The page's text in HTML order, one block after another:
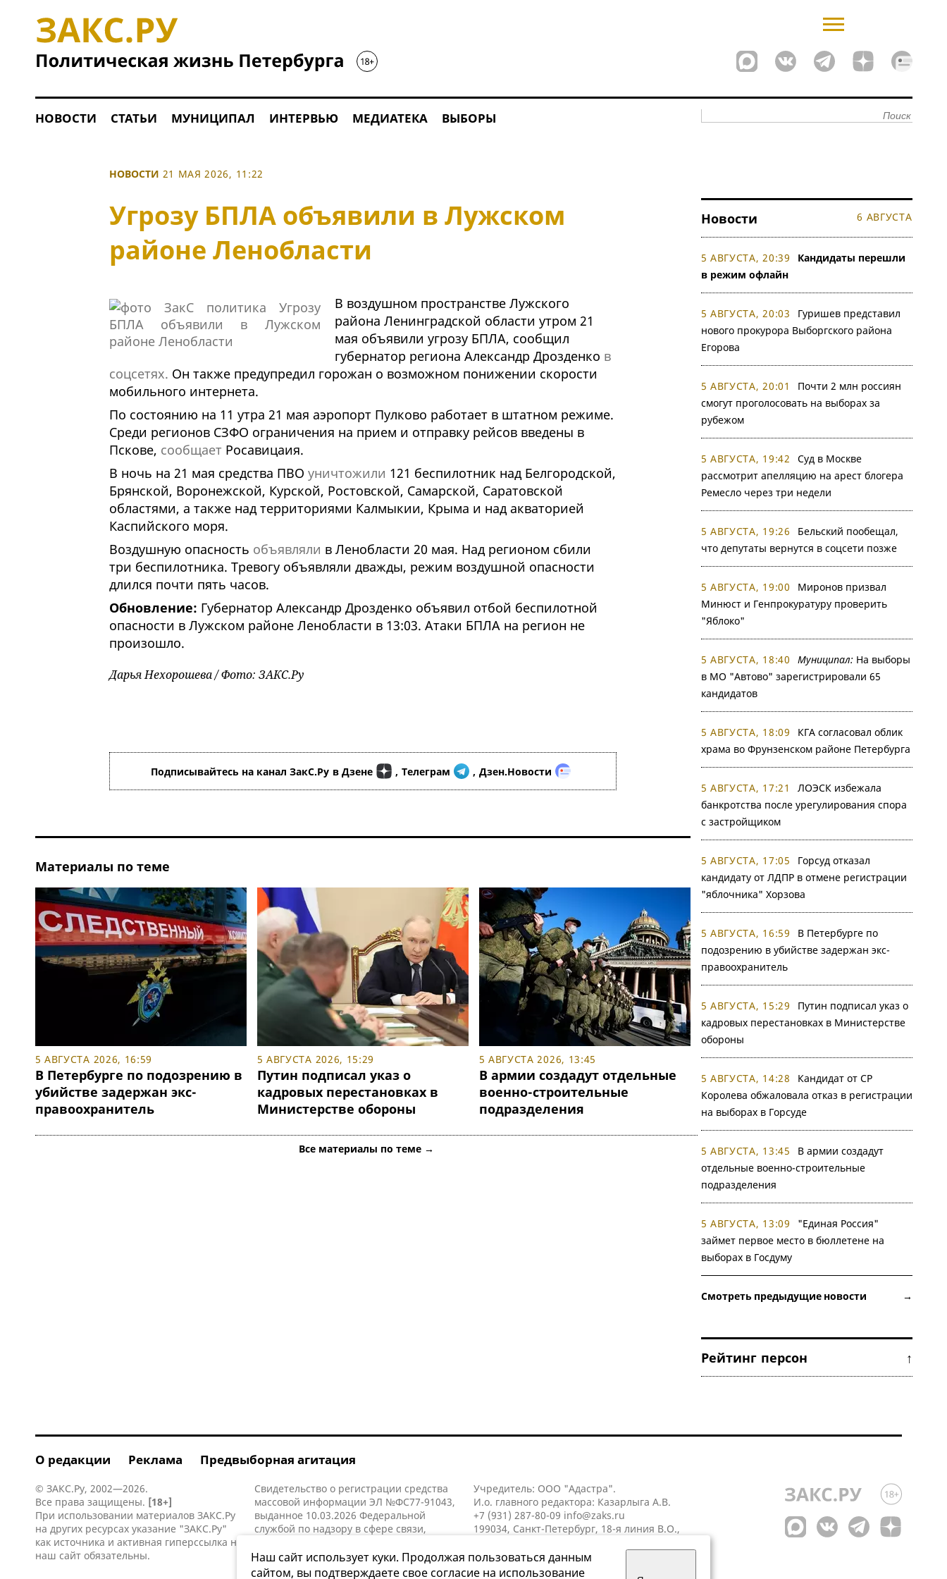
НОВОСТИ СТАТЬИ МУНИЦИПАЛ ИНТЕРВЬЮ МЕДИАТЕКА ВЫБОРЫ
НОВОСТИ 21 МАЯ 2026, 11:22
Угрозу БПЛА объявили в Лужском
районе Ленобласти
В воздушном пространстве Лужского
района Ленинградской области утром 21
мая объявили угрозу БПЛА, сообщил
губернатор региона Александр Дрозденко в
соцсетях. Он также предупредил горожан о возможном понижении скорости
мобильного интернета.
По состоянию на 11 утра 21 мая аэропорт Пулково работает в штатном режиме.
Среди регионов СЗФО ограничения на прием и отправку рейсов введены в
Пскове, сообщаетРосавицаия.
В ночь на 21 мая средства ПВО уничтожили 121 беспилотник над Белгородской,
Брянской, Воронежской, Курской, Ростовской, Самарской, Саратовской
областями, а также над территориями Калмыкии, Крыма и над акваторией
Каспийского моря.
Воздушную опасность объявляли в Ленобласти 20 мая. Над регионом сбили
три беспилотника. Тревогу объявляли дважды, режим воздушной опасности
длился почти пять часов.
Обновление: Губернатор Александр Дрозденко объявил отбой беспилотной
опасности в Лужском районе Ленобласти в 13:03. Атаки БПЛА на регион не
произошло.
Дарья Нехорошева / Фото: ЗАКС.Ру
Подписывайтесь на канал ЗакС.Ру в Дзене , Телеграм , Дзен.Новости
Материалы по теме
5 АВГУСТА 2026, 16:59
В Петербурге по подозрению в
убийстве задержан экс-
правоохранитель
5 АВГУСТА 2026, 15:29
Путин подписал указ о
кадровых перестановках в
Министерстве обороны
5 АВГУСТА 2026, 13:45
В армии создадут отдельные
военно-строительные
подразделения
Все материалы по теме →
Новости 6 АВГУСТА
5 АВГУСТА, 20:39
Кандидаты перешли
в режим офлайн
5 АВГУСТА, 20:03
Гуришев представил
нового прокурора Выборгского района
Егорова
5 АВГУСТА, 20:01
Почти 2 млн россиян
смогут проголосовать на выборах за
рубежом
5 АВГУСТА, 19:42
Суд в Москве
рассмотрит апелляцию на арест блогера
Ремесло через три недели
5 АВГУСТА, 19:26
Бельский пообещал,
что депутаты вернутся в соцсети позже
5 АВГУСТА, 19:00
Миронов призвал
Минюст и Генпрокуратуру проверить
"Яблоко"
5 АВГУСТА, 18:40 Муниципал: На выборы
в МО "Автово" зарегистрировали 65
кандидатов
5 АВГУСТА, 18:09
КГА согласовал облик
храма во Фрунзенском районе Петербурга
5 АВГУСТА, 17:21
ЛОЭСК избежала
банкротства после урегулирования спора
с застройщиком
5 АВГУСТА, 17:05
Горсуд отказал
кандидату от ЛДПР в отмене регистрации
"яблочника" Хорзова
5 АВГУСТА, 16:59
В Петербурге по
подозрению в убийстве задержан экс-
правоохранитель
5 АВГУСТА, 15:29
Путин подписал указ о
кадровых перестановках в Министерстве
обороны
5 АВГУСТА, 14:28
Кандидат от СР
Королева обжаловала отказ в регистрации
на выборах в Горсуде
5 АВГУСТА, 13:45
В армии создадут
отдельные военно-строительные
подразделения
5 АВГУСТА, 13:09
"Единая Россия"
займет первое место в бюллетене на
выборах в Госдуму
Смотреть предыдущие новости →
Рейтинг персон ↑
О редакции Реклама Предвыборная агитация
© ЗАКС.Ру, 2002—2026.
Все права защищены. [18+]
При использовании материалов ЗАКС.Ру
на других ресурсах указание "ЗАКС.Ру"
как источника и активная гиперссылка на
наш сайт обязательны.
Свидетельство о регистрации средства
массовой информации ЭЛ №ФС77-91043,
выданное 10.03.2026 Федеральной
службой по надзору в сфере связи,
коммуникаций (Роскомнадзор).
Учредитель: ООО "Адастра".
И.о. главного редактора: Казарлыга А.В.
+7 (931) 287-80-09 info@zaks.ru
199034, Санкт-Петербург, 18-я линия В.О.,
Наш сайт использует куки. Продолжая пользоваться данным
сайтом, вы подтверждаете свое согласие на использование